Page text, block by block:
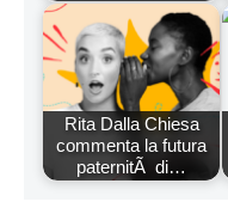
Rita Dalla Chiesa
commenta la futura
paternitÃ di…